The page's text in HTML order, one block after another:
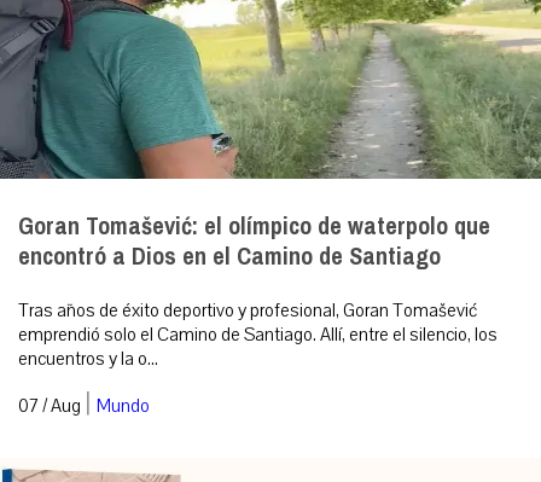
Goran Tomašević: el olímpico de waterpolo que
encontró a Dios en el Camino de Santiago
Tras años de éxito deportivo y profesional, Goran Tomašević
emprendió solo el Camino de Santiago. Allí, entre el silencio, los
encuentros y la o...
07 / Aug | Mundo